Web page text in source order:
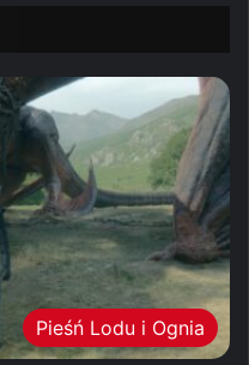
Pieśń Lodu i Ognia